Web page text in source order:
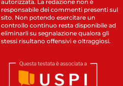
autorizzata. La redazione non è
responsabile dei commenti presenti sul
sito. Non potendo esercitare un
controllo continuo resta disponibile ad
eliminarli su segnalazione qualora gli
stessi risultano offensivi e oltraggiosi.